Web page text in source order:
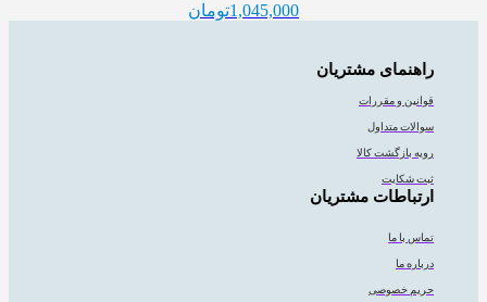
1,045,000تومان
راهنمای مشتریان
قوانین و مقررات
سوالات متداول
رویه بازگشت کالا
ثبت شکایت
ارتباطات مشتریان
تماس با ما
درباره ما
حریم خصوصی